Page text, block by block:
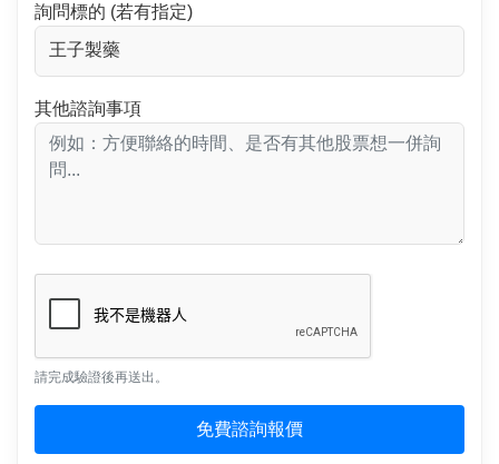
詢問標的 (若有指定)
其他諮詢事項
請完成驗證後再送出。
免費諮詢報價